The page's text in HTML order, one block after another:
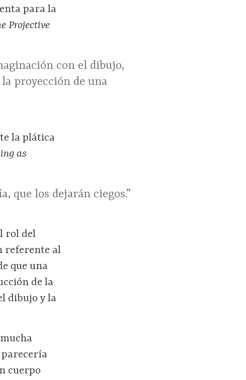
para la
Projective
con el dibujo,
proyección de una
la plática
as
que los dejarán ciegos.”
rol del
referente al
que una
de la
dibujo y la
cuerpo